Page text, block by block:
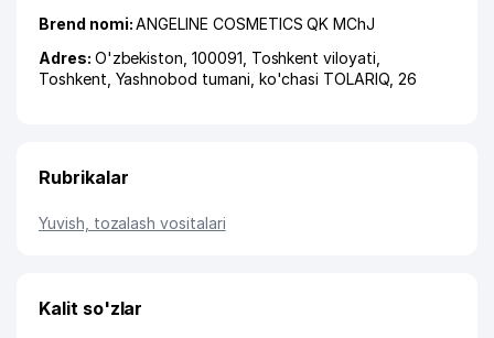
Brend nomi:ANGELINE COSMETICS QK MChJ
Adres: O'zbekiston, 100091, Toshkent viloyati
Toshkent Yashnobod tumani ko'chasi TOLARIQ, 26
Rubrikalar
Yuvish, tozalash vositalari
Kalit so'zlar